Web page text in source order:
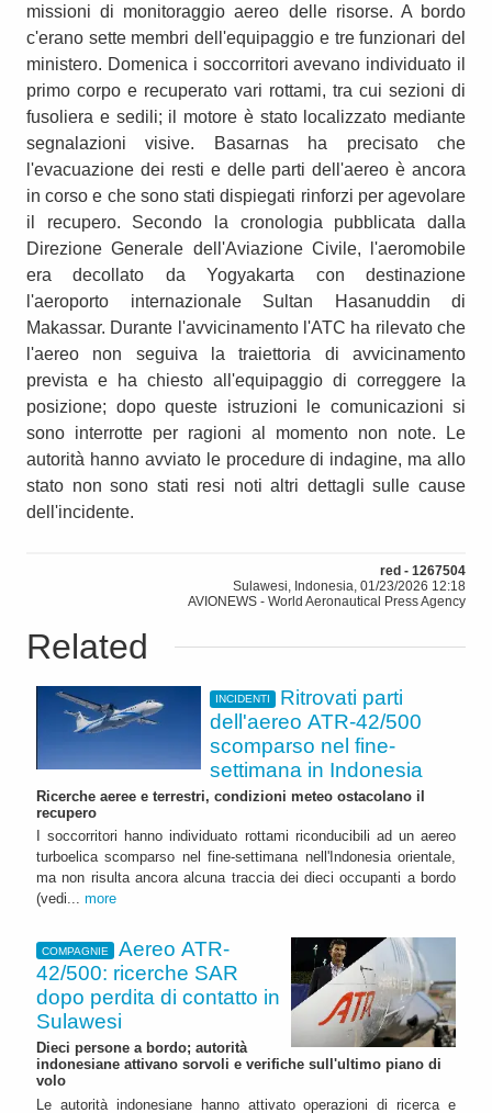
missioni di monitoraggio aereo delle risorse. A bordo
c'erano sette membri dell'equipaggio e tre funzionari del
ministero. Domenica i soccorritori avevano individuato il
primo corpo e recuperato vari rottami, tra cui sezioni di
fusoliera e sedili; il motore è stato localizzato mediante
segnalazioni visive. Basarnas ha precisato che
l'evacuazione dei resti e delle parti dell'aereo è ancora
in corso e che sono stati dispiegati rinforzi per agevolare
il recupero. Secondo la cronologia pubblicata dalla
Direzione Generale dell'Aviazione Civile, l'aeromobile
era decollato da Yogyakarta con destinazione
l'aeroporto internazionale Sultan Hasanuddin di
Makassar. Durante l'avvicinamento l'ATC ha rilevato che
l'aereo non seguiva la traiettoria di avvicinamento
prevista e ha chiesto all'equipaggio di correggere la
posizione; dopo queste istruzioni le comunicazioni si
sono interrotte per ragioni al momento non note. Le
autorità hanno avviato le procedure di indagine, ma allo
stato non sono stati resi noti altri dettagli sulle cause
dell'incidente.
red - 1267504
Sulawesi, Indonesia, 01/23/2026 12:18
AVIONEWS - World Aeronautical Press Agency
Related
INCIDENTI
Ritrovati parti
dell'aereo ATR-42/500
scomparso nel fine-
settimana in Indonesia
Ricerche aeree e terrestri, condizioni meteo ostacolano il
recupero
I soccorritori hanno individuato rottami riconducibili ad un aereo
turboelica scomparso nel fine-settimana nell'Indonesia orientale,
ma non risulta ancora alcuna traccia dei dieci occupanti a bordo
(vedi... more
COMPAGNIE
Aereo ATR-
42/500: ricerche SAR
dopo perdita di contatto in
Sulawesi
Dieci persone a bordo; autorità
indonesiane attivano sorvoli e verifiche sull'ultimo piano di
volo
Le autorità indonesiane hanno attivato operazioni di ricerca e